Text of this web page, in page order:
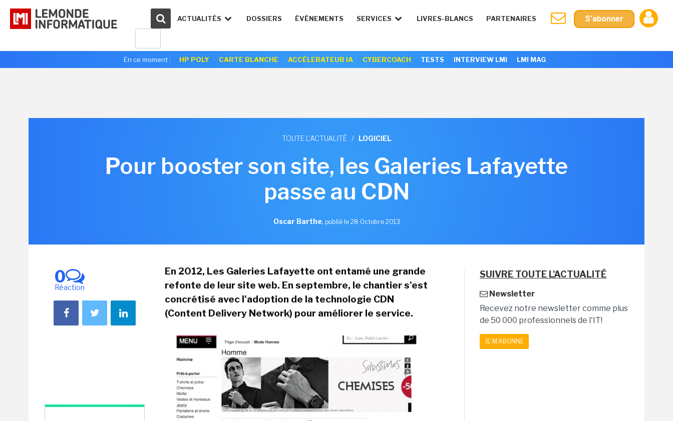
ACTUALITÉS DOSSIERS ÉVÉNEMENTS SERVICES LIVRES-BLANCS PARTENAIRES S'abonner
En ce moment : HP POLY CARTE BLANCHE ACCÉLERATEUR IA CYBERCOACH TESTS INTERVIEW LMI LMI MAG
TOUTE L'ACTUALITÉ / LOGICIEL
Pour booster son site, les Galeries Lafayette
passe au CDN
Oscar Barthe, publié le 28 Octobre 2013
0
Réaction
En 2012, Les Galeries Lafayette ont entamé une grande
refonte de leur site web. En septembre, le chantier s'est
concrétisé avec l'adoption de la technologie CDN
(Content Delivery Network) pour améliorer le service.
SUIVRE TOUTE L'ACTUALITÉ
Newsletter
Recevez notre newsletter comme plus
de 50 000 professionnels de l'IT!
JE M'ABONNE